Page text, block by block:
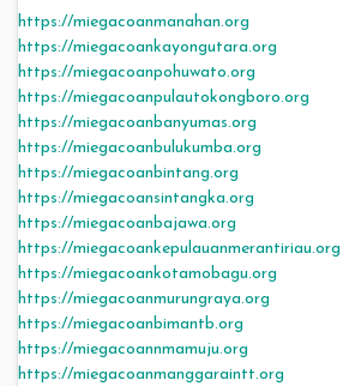
https://miegacoanmanahan.org
https://miegacoankayongutara.org
https://miegacoanpohuwato.org
https://miegacoanpulautokongboro.org
https://miegacoanbanyumas.org
https://miegacoanbulukumba.org
https://miegacoanbintang.org
https://miegacoansintangka.org
https://miegacoanbajawa.org
https://miegacoankepulauanmerantiriau.org
https://miegacoankotamobagu.org
https://miegacoanmurungraya.org
https://miegacoanbimantb.org
https://miegacoannmamuju.org
https://miegacoanmanggaraintt.org